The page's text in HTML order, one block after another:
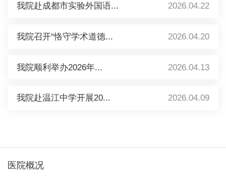
我院赴成都市实验外国语... 2026.04.22
我院召开“恪守学术道德... 2026.04.20
我院顺利举办2026年... 2026.04.13
我院赴温江中学开展20... 2026.04.09
医院概况